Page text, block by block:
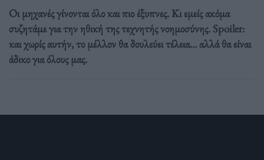
Οι μηχανές γίνονται όλο και πιο έξυπνες. Κι εμείς ακόμα
συζητάμε για την ηθική της τεχνητής νοημοσύνης. Spoiler:
και χωρίς αυτήν, το μέλλον θα δουλεύει τέλεια... αλλά θα είναι
άδικο για όλους μας.